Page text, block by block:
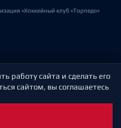
«Хоккейный клуб «Торпедо»
работу сайта и сделать его
сайтом, вы соглашаетесь